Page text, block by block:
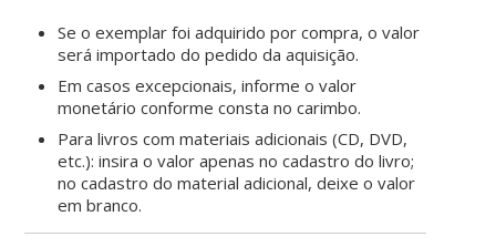
Se o exemplar foi adquirido por compra, o valor
será importado do pedido da aquisição.
Em casos excepcionais, informe o valor
monetário conforme consta no carimbo.
Para livros com materiais adicionais (CD, DVD,
etc.): insira o valor apenas no cadastro do livro;
no cadastro do material adicional, deixe o valor
em branco.